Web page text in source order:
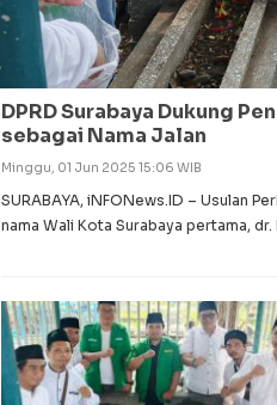
DPRD Surabaya Dukung
sebagai Nama Jalan
Minggu, 01 Jun 2025 15:06 WIB
SURABAYA, iNFONews.ID – Usulan
nama Wali Kota Surabaya pertama,